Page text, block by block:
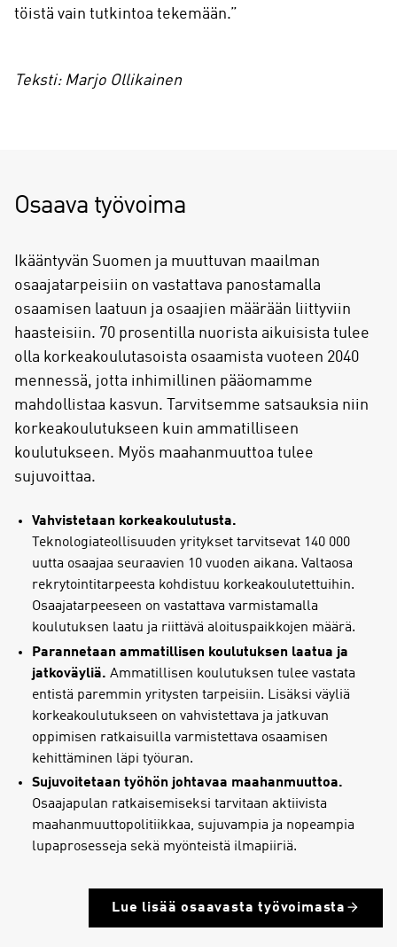
töistä vain tutkintoa tekemään.”
Teksti: Marjo Ollikainen
Osaava työvoima
Ikääntyvän Suomen ja muuttuvan maailman
osaajatarpeisiin on vastattava panostamalla
osaamisen laatuun ja osaajien määrään liittyviin
haasteisiin. 70 prosentilla nuorista aikuisista tulee
olla korkeakoulutasoista osaamista vuoteen 2040
mennessä, jotta inhimillinen pääomamme
mahdollistaa kasvun. Tarvitsemme satsauksia niin
korkeakoulutukseen kuin ammatilliseen
koulutukseen. Myös maahanmuuttoa tulee
sujuvoittaa.
Vahvistetaan korkeakoulutusta.
Teknologiateollisuuden yritykset tarvitsevat 140 000
uutta osaajaa seuraavien 10 vuoden aikana. Valtaosa
rekrytointitarpeesta kohdistuu korkeakoulutettuihin.
Osaajatarpeeseen on vastattava varmistamalla
koulutuksen laatu ja riittävä aloituspaikkojen määrä.
Parannetaan ammatillisen koulutuksen laatua ja
jatkoväyliä. Ammatillisen koulutuksen tulee vastata
entistä paremmin yritysten tarpeisiin. Lisäksi väyliä
korkeakoulutukseen on vahvistettava ja jatkuvan
oppimisen ratkaisuilla varmistettava osaamisen
kehittäminen läpi työuran.
Sujuvoitetaan työhön johtavaa maahanmuuttoa.
Osaajapulan ratkaisemiseksi tarvitaan aktiivista
maahanmuuttopolitiikkaa, sujuvampia ja nopeampia
lupaprosesseja sekä myönteistä ilmapiiriä.
Lue lisää osaavasta työvoimasta